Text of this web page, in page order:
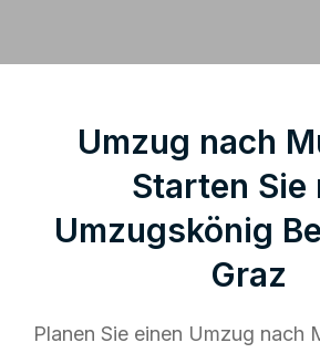
Umzug nach
Starten Sie
Umzugskönig
Graz
Planen Sie einen Umzug nach